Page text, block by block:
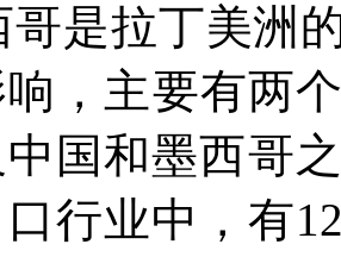
哥是拉丁美洲
，主要有两
国和墨西哥
行业中，有